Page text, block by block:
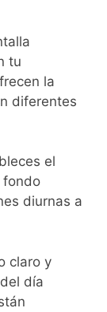
tu
la
diferentes
el
fondo
diurnas a
claro y
día